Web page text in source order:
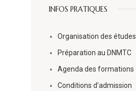
INFOS PRATIQUES
Organisation des études
Préparation au DNMTC
Agenda des formations
Conditions d’admission